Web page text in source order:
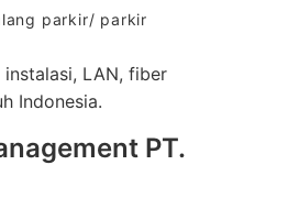
parkir/ parkir
instalasi, LAN, fiber
Indonesia.
PT.